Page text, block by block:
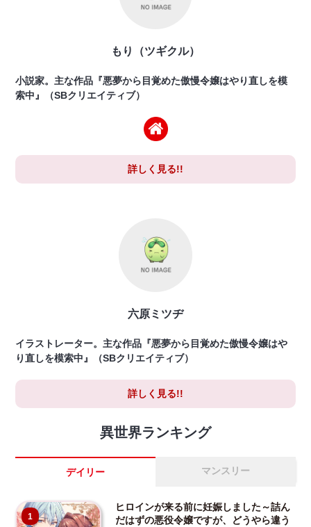
もり（ツギクル）
小説家。主な作品『悪夢から目覚めた傲慢令嬢はやり直しを模
索中』（SBクリエイティブ）
詳しく見る!!
六原ミツヂ
イラストレーター。主な作品『悪夢から目覚めた傲慢令嬢はや
り直しを模索中』（SBクリエイティブ）
詳しく見る!!
異世界ランキング
デイリー マンスリー
1
ヒロインが来る前に妊娠しました～詰ん
だはずの悪役令嬢ですが、どうやら違う